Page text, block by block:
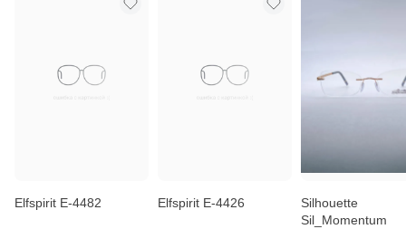
Elfspirit E-4482 Elfspirit E-4426
Silhouette
Sil_Momentum